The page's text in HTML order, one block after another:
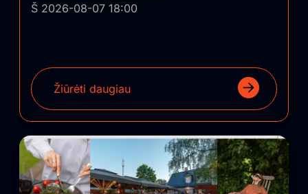
Š 2026-08-07 18:00
Žiūrėti daugiau